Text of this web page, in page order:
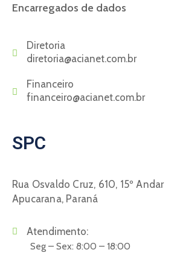
Encarregados de dados
Diretoria
diretoria@acianet.com.br
Financeiro
financeiro@acianet.com.br
SPC
Rua Osvaldo Cruz, 610, 15º Andar
Apucarana, Paraná
Atendimento:
Seg – Sex: 8:00 – 18:00